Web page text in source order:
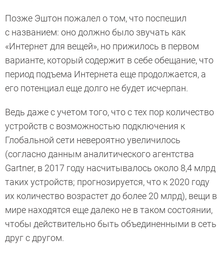
Позже Эштон пожалел о том, что поспешил
с названием: оно должно было звучать как
«Интернет для вещей», но прижилось в первом
варианте, который содержит в себе обещание, что
период подъема Интернета еще продолжается, а
его потенциал еще долго не будет исчерпан.
Ведь даже с учетом того, что с тех пор количество
устройств с возможностью подключения к
Глобальной сети невероятно увеличилось
(согласно данным аналитического агентства
Gartner, в 2017 году насчитывалось около 8,4 млрд
таких устройств; прогнозируется, что к 2020 году
их количество возрастет до более 20 млрд), вещи в
мире находятся еще далеко не в таком состоянии,
чтобы действительно быть объединенными в сеть
друг с другом.